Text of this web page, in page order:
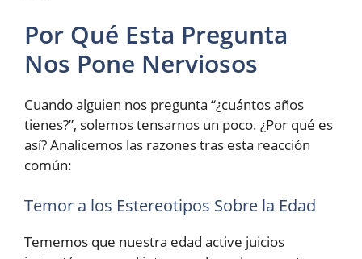
Por Qué Esta Pregunta
Nos Pone Nerviosos
Cuando alguien nos pregunta “¿cuántos años
tienes?”, solemos tensarnos un poco. ¿Por qué es
así? Analicemos las razones tras esta reacción
común:
Temor a los Estereotipos Sobre la Edad
Tememos que nuestra edad active juicios